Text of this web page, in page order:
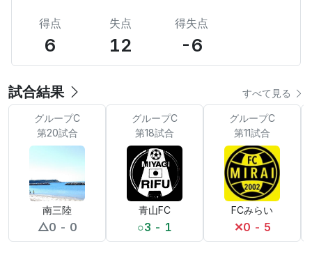
得点
6
失点
12
得失点
-6
試合結果 すべて見る
グループC
第20試合
南三陸
△0 - 0
グループC
第18試合
青山FC
○3 - 1
グループC
第11試合
FCみらい
✕0 - 5